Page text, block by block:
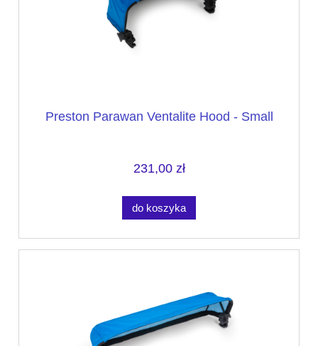
Preston Parawan Ventalite Hood - Small
231,00 zł
do koszyka